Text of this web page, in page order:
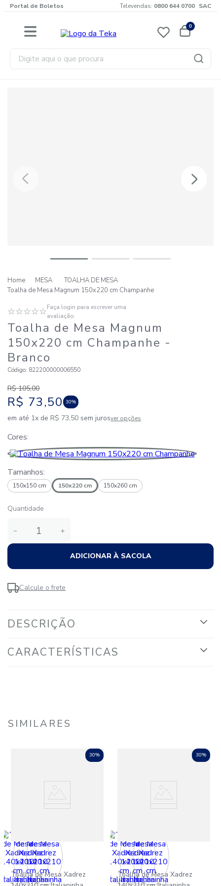
Portal de Boletos Televendas: 0800 644 0700 SAC
0
Digite aqui o que procura
MESA
TOALHA DE MESA
Toalha de Mesa Magnum 150x220 cm Champanhe
☆☆☆☆☆Faça login para escrever uma
avaliação.
Toalha de Mesa Magnum
150x220 cm Champanhe -
Branco
Código: 822200000006550
R$ 105,00
R$ 73,50 30%
em até 1x de R$ 73,50 sem jurosver opções
Cores
Tamanhos:
150x150 cm 150x220 cm 150x260 cm
Quantidade
＋
－
ADICIONAR À SACOLA
Calcule o frete
DESCRIÇÃO
CARACTERÍSTICAS
SIMILARES
30%
Toalha de Mesa Xadrez
30%
Toalha de Mesa Xadrez